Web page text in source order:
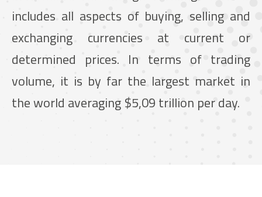
includes all aspects of buying, selling and
exchanging currencies at current or
determined prices. In terms of trading
volume, it is by far the largest market in
the world averaging $5,09 trillion per day.